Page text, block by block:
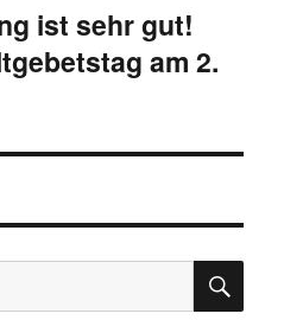
ist sehr gut!
am 2.